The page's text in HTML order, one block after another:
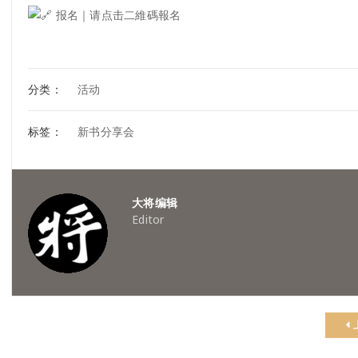
报名｜请点击二維碼報名
分类： 活动
标签： 新书分享会
大将编辑
Editor